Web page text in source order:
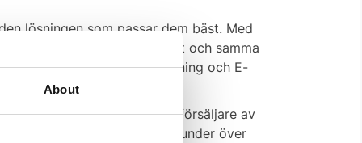
About
lösningen som passar dem bäst. Med
alla betaltjänster under ett och samma
inlösenavtal, App-beställning och E-
varit en oberoendeåterförsäljare av
via deras webbutik når de kunder över